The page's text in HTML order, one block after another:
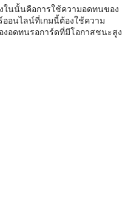
ในนั้นคือการใช้ความอดทนของ
ออนไลน์ที่เกมนี้ต้องใช้ความ
งอดทนรอการ์ดที่มีโอกาสชนะสูง